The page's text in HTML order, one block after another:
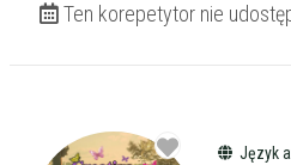
Ten korepetytor nie
Język